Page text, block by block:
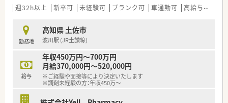
■耳鼻科の処方箋調剤や服薬指導を中心に、患者様一人ひとりに
■居宅や施設への在宅訪問業務にも携わり、医師やケアマネジャ
ーと連携して地域医療を支えます。
■一包化監査システムを活用しながら、正確かつ効率的な調剤業
務と安全な医薬品提供に努めます。
【法人特徴について】
■高知県土佐市に根差し、地域住民の健康を支えるために丁寧な
■異業種から参入した歴史を持ち、地域の特性を活かした温かみ
週32h以上 新卒可 未経験可 ブランク可 車通勤可 高給与(600万円以上)
勤務地
高知県 土佐市
波川駅 (JR土讃線)
給与
年収450万円～700万円
月給370,000円～520,000円
※ご経験や面接等により決定いたします
※調剤未経験の方：年収450万～